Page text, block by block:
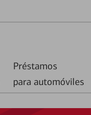
Préstamos
para automóviles